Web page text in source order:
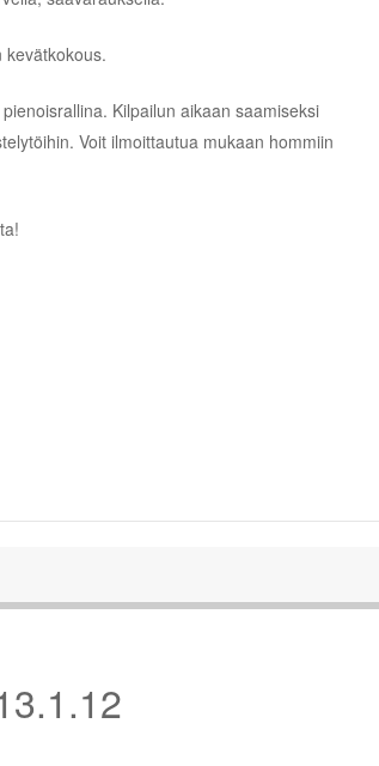
Kilpailun aikaan saamiseksi
Voit ilmoittautua mukaan hommiin